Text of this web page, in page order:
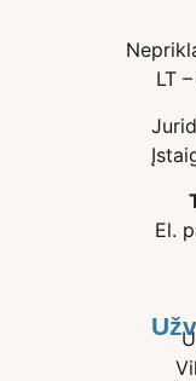
LT
El.